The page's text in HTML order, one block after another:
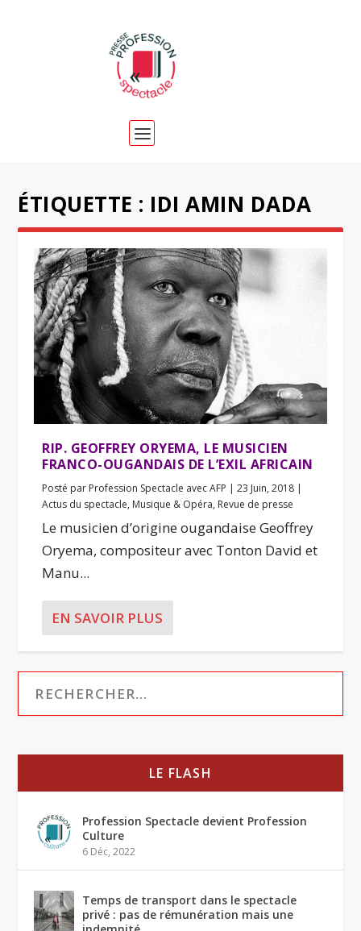
ÉTIQUETTE : IDI AMIN DADA
RIP. GEOFFREY ORYEMA, LE MUSICIEN
FRANCO-OUGANDAIS DE L’EXIL AFRICAIN
Posté par Profession Spectacle avec AFP |23 Juin, 2018 |
Actus du spectacle, Musique & Opéra, Revue de presse
Le musicien d’origine ougandaise Geoffrey
Oryema, compositeur avec Tonton David et
Manu...
EN SAVOIR PLUS
LE FLASH
Profession Spectacle devient Profession
Culture
6 Déc, 2022
Temps de transport dans le spectacle
privé : pas de rémunération mais une